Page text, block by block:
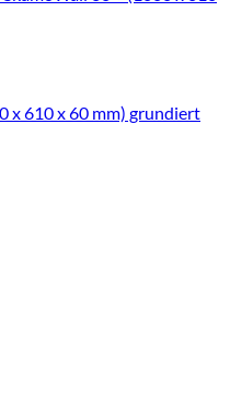
x 610 x 60 mm) grundiert